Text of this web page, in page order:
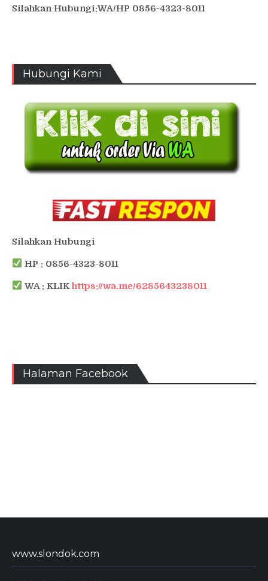
Silahkan Hubungi:WA/HP 0856-4323-8011
Hubungi Kami
Silahkan Hubungi
HP : 0856-4323-8011
WA : KLIKhttps://wa.me/6285643238011
Halaman Facebook
www.slondok.com